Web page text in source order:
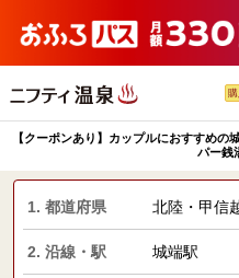
【クーポンあり】カップルにおすすめ
パー銭
1. 都道府県 北陸・甲信
2. 沿線・駅 城端駅